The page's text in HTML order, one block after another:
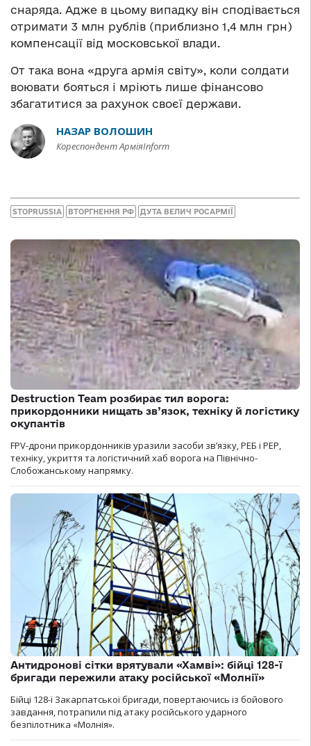
снаряда. Адже в цьому випадку він сподівається
отримати 3 млн рублів (приблизно 1,4 млн грн)
компенсації від московської влади.
От така вона «друга армія світу», коли солдати
воювати бояться і мріють лише фінансово
збагатитися за рахунок своєї держави.
НАЗАР ВОЛОШИН
Кореспондент АрміяInform
STOPRUSSIA ВТОРГНЕННЯ РФ ДУТА ВЕЛИЧ РОСАРМІЇ
Destruction Team розбирає тил ворога:
прикордонники нищать зв’язок, техніку й логістику
окупантів
FPV-дрони прикордонників уразили засоби зв’язку, РЕБ і РЕР,
техніку, укриття та логістичний хаб ворога на Північно-
Слобожанському напрямку.
Антидронові сітки врятували «Хамві»: бійці 128-ї
бригади пережили атаку російської «Молнії»
Бійці 128-ї Закарпатської бригади, повертаючись із бойового
завдання, потрапили під атаку російського ударного
безпілотника «Молнія».